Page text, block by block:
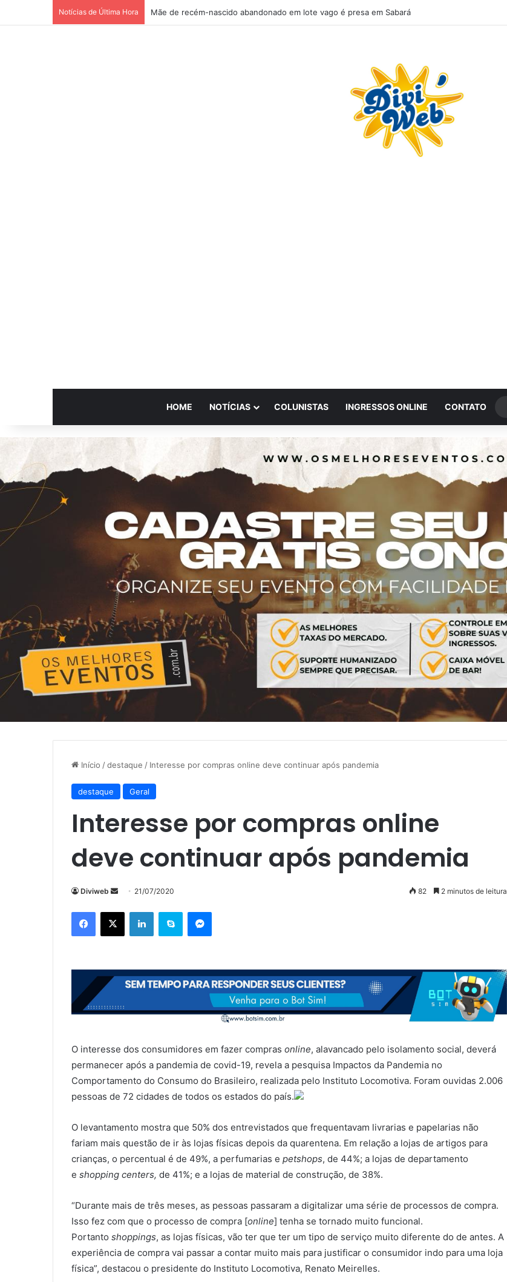
Notícias de Última Hora Mãe de recém-nascido abandonado em lote vago é presa em Sabará
HOME NOTÍCIAS COLUNISTAS INGRESSOS ONLINE CONTATO
Início /destaque / Interesse por compras online deve continuar após pandemia
destaque Geral
Interesse por compras online
deve continuar após pandemia
Diviweb
Mande
mail
21/07/2020 82 2 minutos de leitura
Facebook
X LinkedinSkype Messenger
O interesse dos consumidores em fazer compras online, alavancado pelo isolamento social, deverá
permanecer após a pandemia de covid-19, revela a pesquisa Impactos da Pandemia no
Comportamento do Consumo do Brasileiro, realizada pelo Instituto Locomotiva. Foram ouvidas 2.006
pessoas de 72 cidades de todos os estados do país.
O levantamento mostra que 50% dos entrevistados que frequentavam livrarias e papelarias não
fariam mais questão de ir às lojas físicas depois da quarentena. Em relação a lojas de artigos para
crianças, o percentual é de 49%, a perfumarias e petshops, de 44%; a lojas de departamento
e shopping centers, de 41%; e a lojas de material de construção, de 38%.
“Durante mais de três meses, as pessoas passaram a digitalizar uma série de processos de compra.
Isso fez com que o processo de compra [online] tenha se tornado muito funcional.
Portanto shoppings, as lojas físicas, vão ter que ter um tipo de serviço muito diferente do de antes. A
experiência de compra vai passar a contar muito mais para justificar o consumidor indo para uma loja
física”, destacou o presidente do Instituto Locomotiva, Renato Meirelles.